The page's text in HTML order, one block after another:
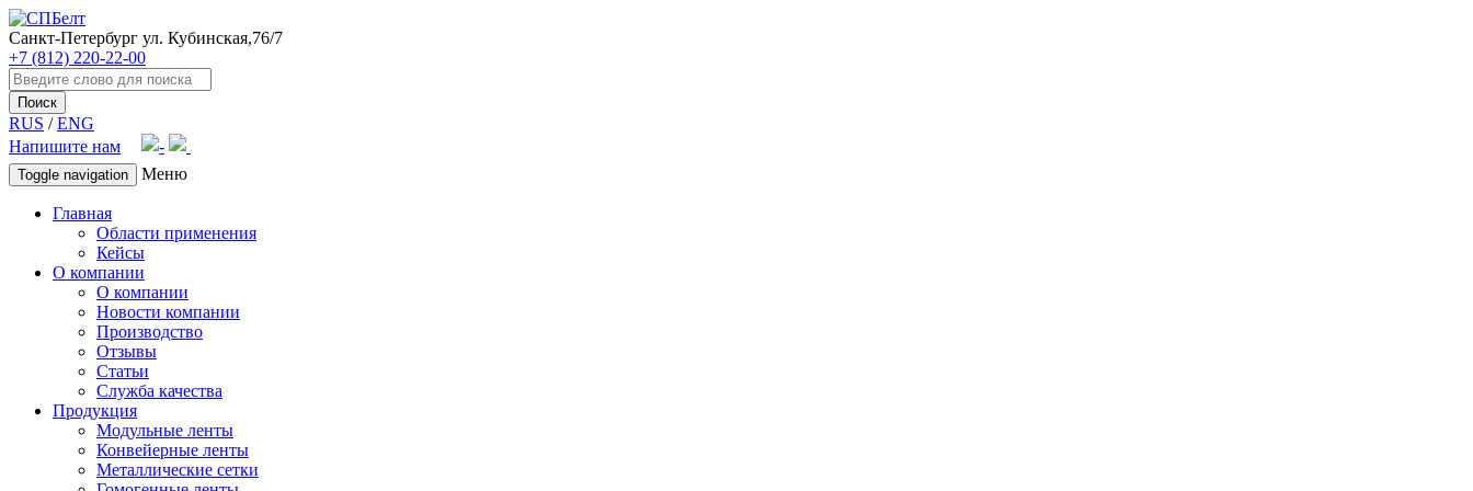
Санкт-Петербург ул. Кубинская,76/7
+7 (812) 220-22-00
Поиск
RUS /ENG
Напишите нам
Toggle navigation Меню
Главная
Области применения
Кейсы
О компании
О компании
Новости компании
Производство
Отзывы
Статьи
Служба качества
Продукция
Модульные ленты
Конвейерные ленты
Металлические сетки